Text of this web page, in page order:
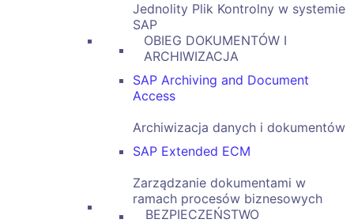
Jednolity Plik Kontrolny w systemie
SAP
OBIEG DOKUMENTÓW I
ARCHIWIZACJA
SAP Archiving and Document
Access
Archiwizacja danych i dokumentów
SAP Extended ECM
Zarządzanie dokumentami w
ramach procesów biznesowych
BEZPIECZEŃSTWO